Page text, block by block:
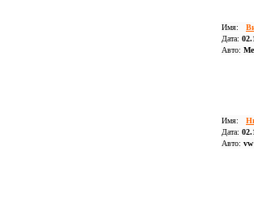
Имя:
Дата:
Авто:
Имя:
Дата:
Авто: